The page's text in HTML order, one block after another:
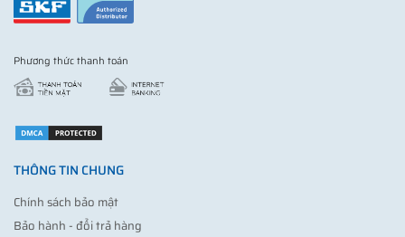
Phương thức thanh toán
THÔNG TIN CHUNG
Chính sách bảo mật
Bảo hành - đổi trả hàng